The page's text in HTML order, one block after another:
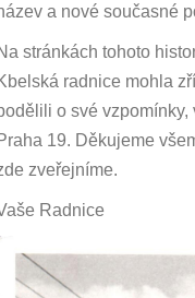
a nové současné
stránkách tohoto
radnice mohla
o své
19. Děkujeme
zveřejníme.
Radnice